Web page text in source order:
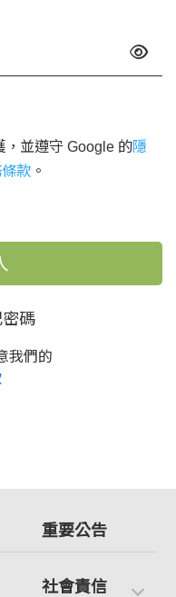
並遵守 Google 的隱
款 。
碼
我們的
重要公告
社會責信